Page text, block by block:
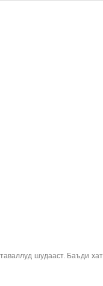
шудааст. Баъди